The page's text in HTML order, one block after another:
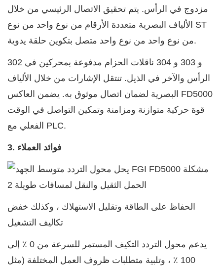
مزدوج في الرأس. يتم تحقيق الاتصال الرئيسي من خلال
الألياف البصرية متعددة الأرقام من نوع واحد من نوع ST
من نوع واحد من نوع واحد متصل بتكوين حلقة يدوية.
302 و 303 و 304 ناقلات الحزام مدفوعة بمحركين في
الرأس والآخر في الذيل. تنتقل الإشارات من خلال الألياف
البصرية لضمان اتصال موثوق به. يضمن العاكس FD5000
قوة حركية متوازنة ومزامنة وتمكين التواصل في الوقت
الفعلي مع PLC.
3. فوائد العملاء
الحفاظ على الطاقة وتقليل الاستهلاك ، وكذلك خفض
تكاليف التشغيل
يدعم محول التردد التكيف المستمر للسرعة من 0 ٪ إلى
100 ٪ ، وتلبية متطلبات ظروف العمل المختلفة (مثل